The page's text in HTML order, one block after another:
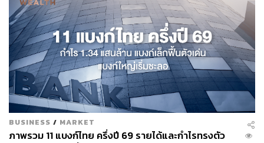
BUSINESS / MARKET
ภาพรวม 11 แบงก์ไทย ครึ่งปี 69 รายได้และกำไรทรงตัว